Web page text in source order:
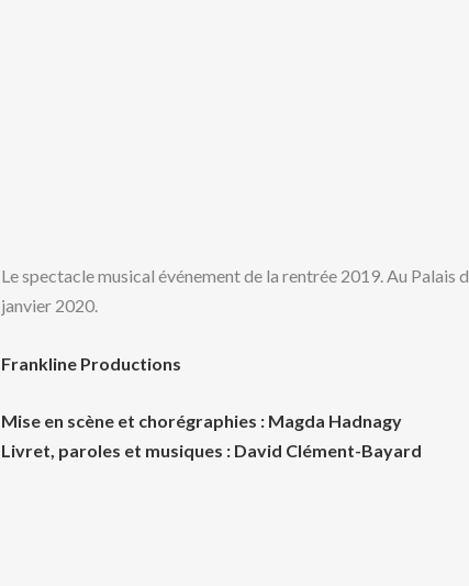
Le spectacle musical événement de la rentrée 2019. Au Palais
janvier 2020.
Frankline Productions
Mise en scène et chorégraphies : Magda Hadnagy
Livret, paroles et musiques : David Clément-Bayard